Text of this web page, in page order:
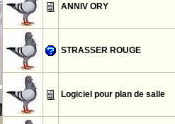
ANNIV ORY
STRASSER ROUGE
Logiciel pour plan de salle